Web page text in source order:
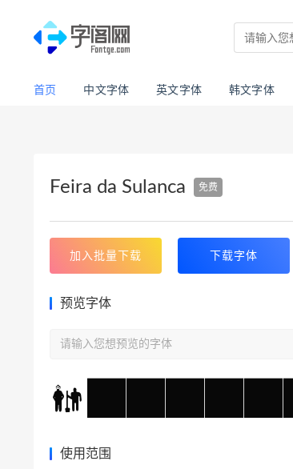
首页 中文字体 英文字体 韩文字体
Feira da Sulanca 免费
加入批量下载 下载字体
预览字体
使用范围